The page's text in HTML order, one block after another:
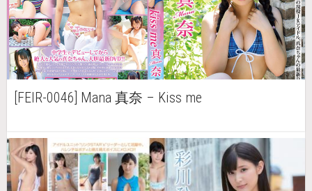
[FEIR-0046] Mana 真奈 – Kiss me